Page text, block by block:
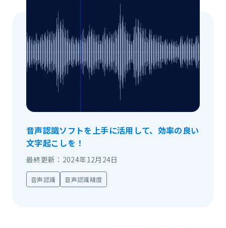
音声認識ソフトを上手に活用して、効率の良い
文字起こしを！
最終更新：2024年12月24日
音声認識 音声認識精度